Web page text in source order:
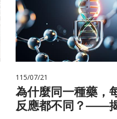
115/07/21
為什麼同一種藥，
反應都不同？——